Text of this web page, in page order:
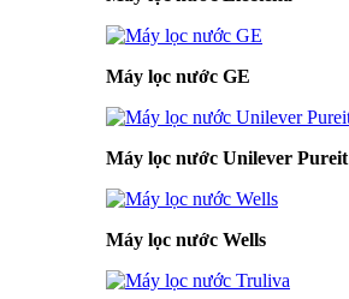
Máy lọc nước GE
Máy lọc nước Unilever Pureit
Máy lọc nước Wells